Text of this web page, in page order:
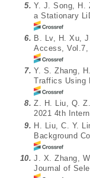
5. Y. J. Song, H.
a Stationary
6. B. Lv, H. Xu,
Access, Vol.7,
7. Y. S. Zhang,
Traffics Using
8. Z. H. Liu, Q.
2021 4th
9. H. Liu, C. Y.
Background
10. J. X. Zhang,
Journal of